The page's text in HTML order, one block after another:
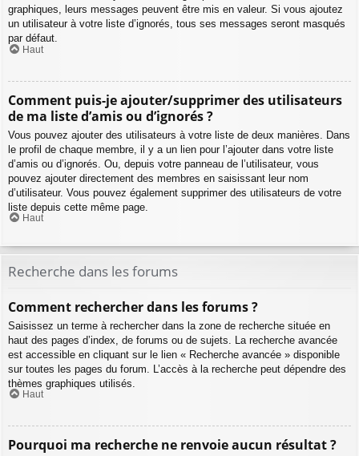
graphiques, leurs messages peuvent être mis en valeur. Si vous ajoutez
un utilisateur à votre liste d’ignorés, tous ses messages seront masqués
par défaut.
Haut
Comment puis-je ajouter/supprimer des utilisateurs
de ma liste d’amis ou d’ignorés ?
Vous pouvez ajouter des utilisateurs à votre liste de deux manières. Dans
le profil de chaque membre, il y a un lien pour l’ajouter dans votre liste
d’amis ou d’ignorés. Ou, depuis votre panneau de l’utilisateur, vous
pouvez ajouter directement des membres en saisissant leur nom
d’utilisateur. Vous pouvez également supprimer des utilisateurs de votre
liste depuis cette même page.
Haut
Recherche dans les forums
Comment rechercher dans les forums ?
Saisissez un terme à rechercher dans la zone de recherche située en
haut des pages d’index, de forums ou de sujets. La recherche avancée
est accessible en cliquant sur le lien « Recherche avancée » disponible
sur toutes les pages du forum. L’accès à la recherche peut dépendre des
thèmes graphiques utilisés.
Haut
Pourquoi ma recherche ne renvoie aucun résultat ?